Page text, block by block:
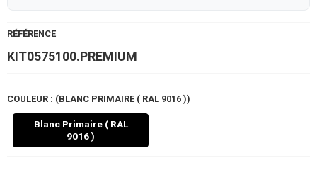
RÉFÉRENCE
KIT0575100.PREMIUM
COULEUR : (BLANC PRIMAIRE ( RAL 9016 ))
Blanc Primaire ( RAL
9016 )